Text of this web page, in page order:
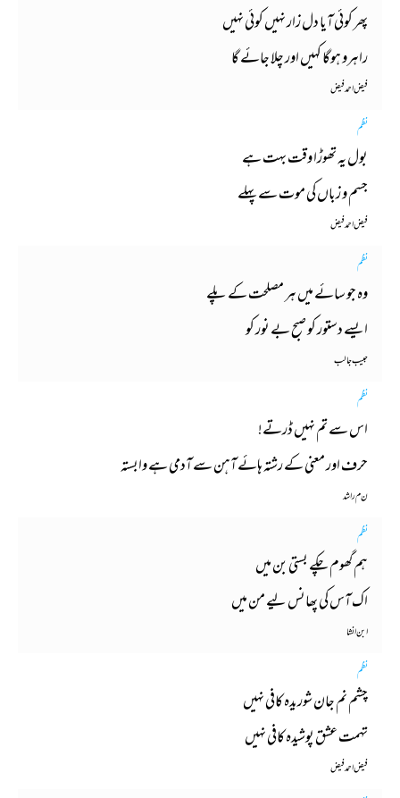
پھر کوئی آیا دل زار نہیں کوئی نہیں
راہرو ہوگا کہیں اور چلا جائے گا
فیض احمد فیض
نظم
بول یہ تھوڑا وقت بہت ہے
جسم و زباں کی موت سے پہلے
فیض احمد فیض
نظم
وہ جو سائے میں ہر مصلحت کے پلے
ایسے دستور کو صبح بے نور کو
حبیب جالب
نظم
اس سے تم نہیں ڈرتے!
حرف اور معنی کے رشتہ ہائے آہن سے آدمی ہے وابستہ
ن م راشد
نظم
ہم گھوم چکے بستی بن میں
اک آس کی پھانس لیے من میں
ابن انشا
نظم
چشم نم جان شوریدہ کافی نہیں
تہمت عشق پوشیدہ کافی نہیں
فیض احمد فیض